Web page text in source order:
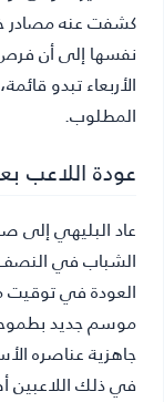
كشفت عنه مصادر
نفسها إلى أن فرص
الأربعاء تبدو
المطلوب.
عودة اللاعب
عاد البليهي إلى
الشباب في
العودة في توقيت
موسم جديد
جاهزية عناصره
في ذلك اللاعبين